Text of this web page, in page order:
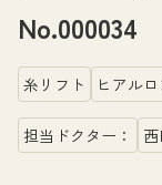
No.000034
糸リフト ヒアル
担当ドクター：